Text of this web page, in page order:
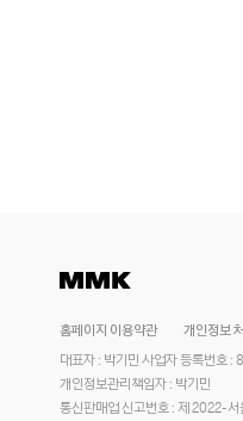
홈페이지 이용약관
개인정보
대표자 : 박기민 사업자 등록번호
개인정보관리책임자 : 박기민
통신판매업 신고번호 : 제 2022-